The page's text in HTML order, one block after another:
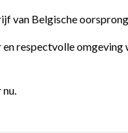
van Belgische oorsprong.
respectvolle omgeving
nu